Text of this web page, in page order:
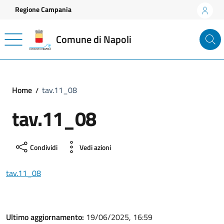
Vai ai contenuti
Vai al footer
Regione Campania
Comune di Napoli
Home tav.11_08
tav.11_08
Condividi Vedi azioni
tav.11_08
Ultimo aggiornamento: 19/06/2025, 16:59